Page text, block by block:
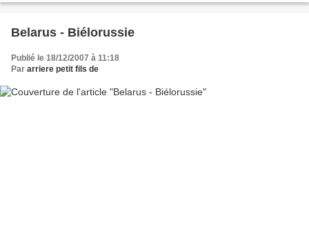
Belarus - Biélorussie
Publié le 18/12/2007 à 11:18
Par arriere petit fils de